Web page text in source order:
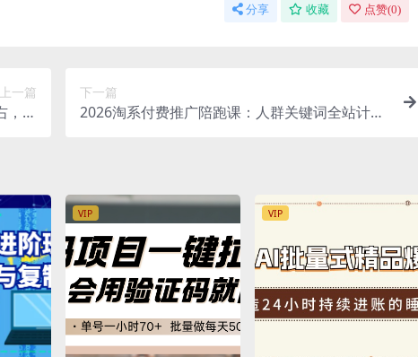
分享 收藏 点赞(0)
上一篇
，可
下一篇
2026淘系付费推广陪跑课：人群关键词全站计划
VIP VIP